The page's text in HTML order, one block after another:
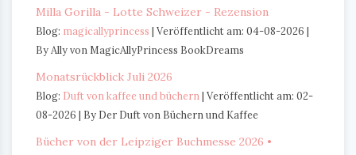
Milla Gorilla - Lotte Schweizer - Rezension
Blog: magicallyprincess
Veröffentlicht am: 04-08-2026
By Ally von MagicAllyPrincess BookDreams
Monatsrückblick Juli 2026
Blog: Duft von kaffee und büchern
Veröffentlicht am: 02-
08-2026
By Der Duft von Büchern und Kaffee
Bücher von der Leipziger Buchmesse 2026 •